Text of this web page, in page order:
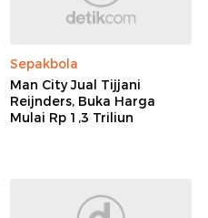
Sepakbola
Man City Jual Tijjani
Reijnders, Buka Harga
Mulai Rp 1,3 Triliun